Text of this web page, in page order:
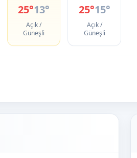
25°13°
Açık /
Güneşli
25°15°
Açık /
Güneşli